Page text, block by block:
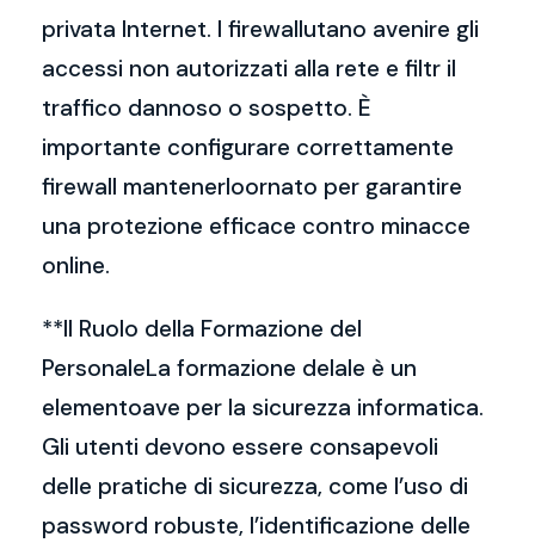
privata Internet. I firewallutano avenire gli
accessi non autorizzati alla rete e filtr il
traffico dannoso o sospetto. È
importante configurare correttamente
firewall mantenerloornato per garantire
una protezione efficace contro minacce
online.
**Il Ruolo della Formazione del
PersonaleLa formazione delale è un
elementoave per la sicurezza informatica.
Gli utenti devono essere consapevoli
delle pratiche di sicurezza, come l’uso di
password robuste, l’identificazione delle